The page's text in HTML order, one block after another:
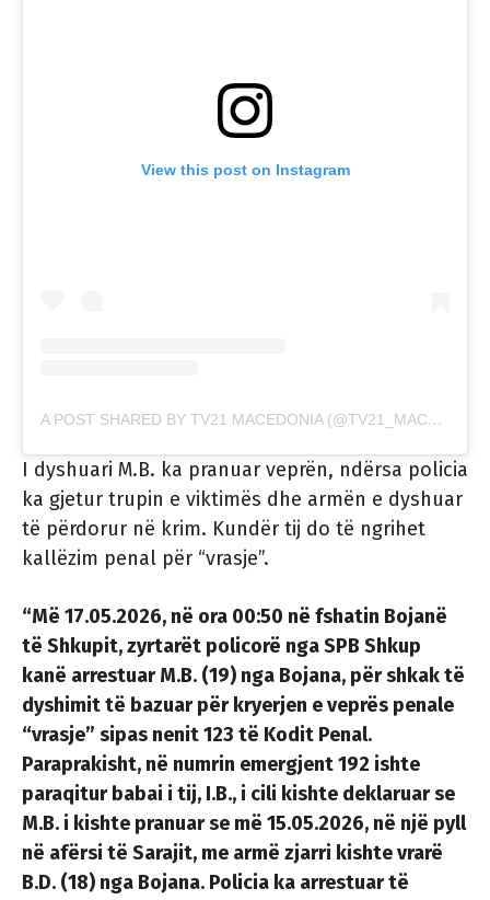
View this post on Instagram
A POST SHARED BY TV21 MACEDONIA (@TV21_MACEDONIA)
I dyshuari M.B. ka pranuar veprën, ndërsa policia
ka gjetur trupin e viktimës dhe armën e dyshuar
të përdorur në krim. Kundër tij do të ngrihet
kallëzim penal për “vrasje”.
“Më 17.05.2026, në ora 00:50 në fshatin Bojanë
të Shkupit, zyrtarët policorë nga SPB Shkup
kanë arrestuar M.B. (19) nga Bojana, për shkak të
dyshimit të bazuar për kryerjen e veprës penale
“vrasje” sipas nenit 123 të Kodit Penal.
Paraprakisht, në numrin emergjent 192 ishte
paraqitur babai i tij, I.B., i cili kishte deklaruar se
M.B. i kishte pranuar se më 15.05.2026, në një pyll
në afërsi të Sarajit, me armë zjarri kishte vrarë
B.D. (18) nga Bojana. Policia ka arrestuar të